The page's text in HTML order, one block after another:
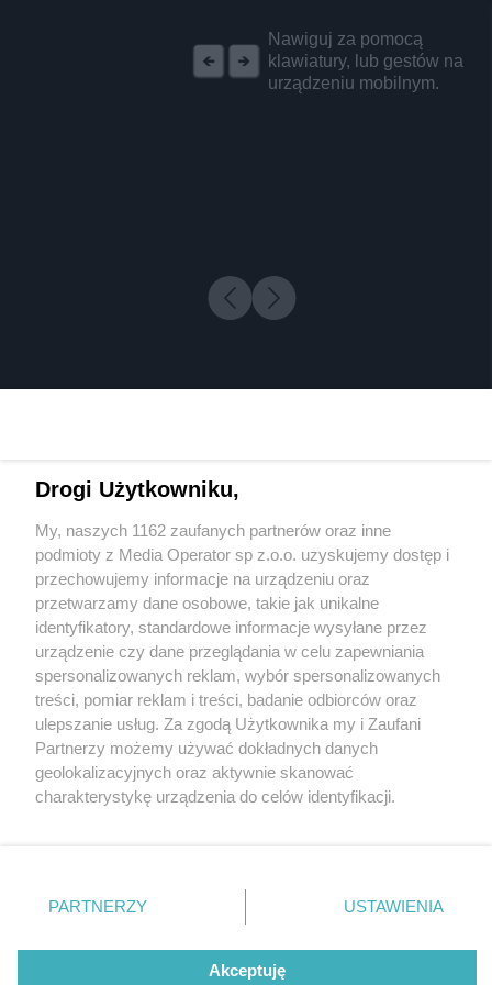
Nawiguj za pomocą
klawiatury, lub gestów na
urządzeniu mobilnym.
4 / 0
Wydawca mediów lokalnych
Nie zapomnij
zapoznać się z:
polityką prywatności regulamin korzystania z portali
Twojemiasto
Piekary Śląskie
Chorzów
Tarnowskie Góry
Gliwice
Skontakuj sięz nami
Kontakt
Wydawca
Redakcja
Drogi Użytkowniku,
My, naszych 1162 zaufanych partnerów oraz inne
podmioty z Media Operator sp z.o.o. uzyskujemy dostęp i
przechowujemy informacje na urządzeniu oraz
przetwarzamy dane osobowe, takie jak unikalne
identyfikatory, standardowe informacje wysyłane przez
urządzenie czy dane przeglądania w celu zapewniania
spersonalizowanych reklam, wybór spersonalizowanych
treści, pomiar reklam i treści, badanie odbiorców oraz
ulepszanie usług. Za zgodą Użytkownika my i Zaufani
Partnerzy możemy używać dokładnych danych
geolokalizacyjnych oraz aktywnie skanować
charakterystykę urządzenia do celów identyfikacji.
zmienić/wycofać klikając przycisk ustawień prywatności
znajdujący się w lewym dolnym rogu strony
rodzaje przetwarzania danych nie wymagają zgody
użytkownika, ale masz prawo sprzeciwić się takiemu
PARTNERZY USTAWIENIA
Akceptuję